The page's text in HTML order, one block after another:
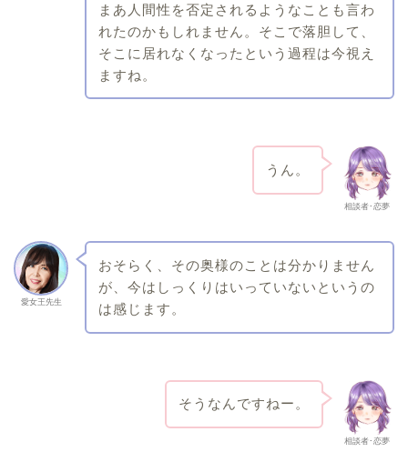
まあ人間性を否定されるようなことも言わ
れたのかもしれません。そこで落胆して、
そこに居れなくなったという過程は今視え
ますね。
相談者･恋夢
うん。
愛女王先生
おそらく、その奥様のことは分かりません
が、今はしっくりはいっていないというの
は感じます。
相談者･恋夢
そうなんですねー。